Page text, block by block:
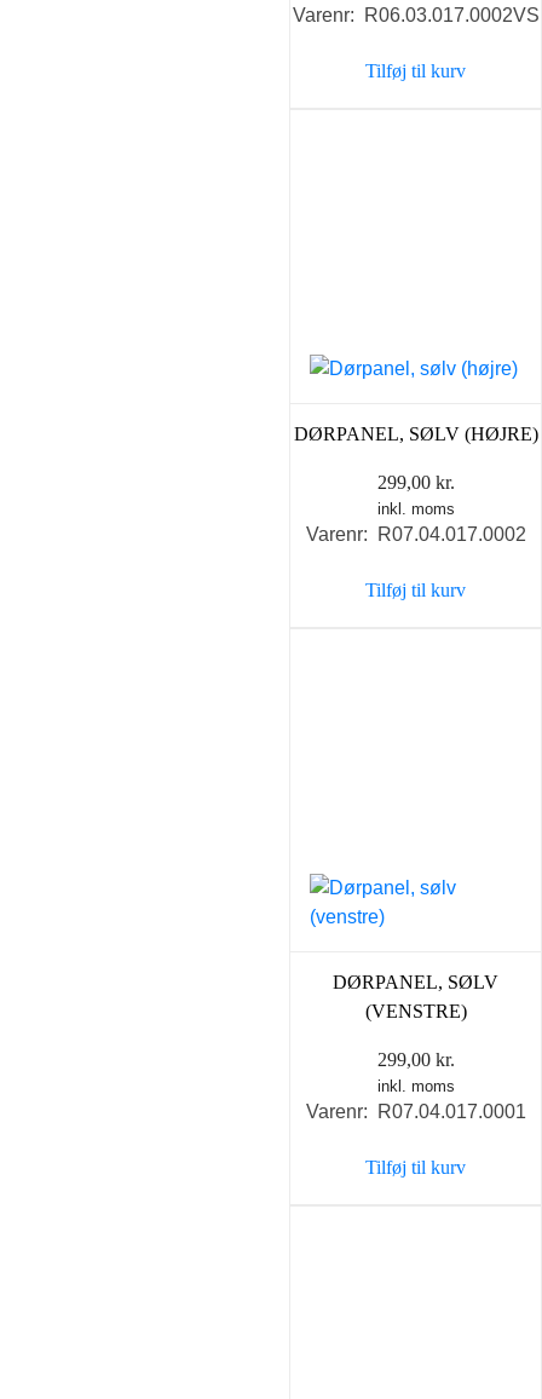
Varenr: R06.03.017.0002VS
Tilføj til kurv
DØRPANEL, SØLV (HØJRE)
299,00 kr.
inkl. moms
Varenr: R07.04.017.0002
Tilføj til kurv
DØRPANEL, SØLV
(VENSTRE)
299,00 kr.
inkl. moms
Varenr: R07.04.017.0001
Tilføj til kurv